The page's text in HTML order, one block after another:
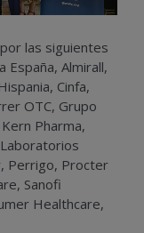
las siguientes
España, Almirall,
Cinfa,
OTC, Grupo
Pharma,
Perrigo, Procter
Sanofi
Healthcare,